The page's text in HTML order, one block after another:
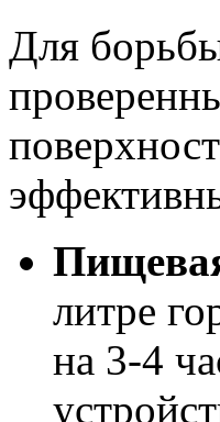
Для
литре
на 3-4